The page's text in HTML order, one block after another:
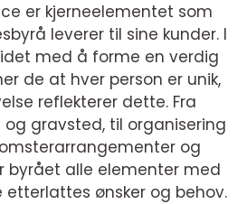
er kjerneelementet som
leverer til sine kunder. I
med å forme en verdig
de at hver person er unik,
reflekterer dette. Fra
og gravsted, til organisering
og
byrået alle elementer med
etterlattes ønsker og behov.